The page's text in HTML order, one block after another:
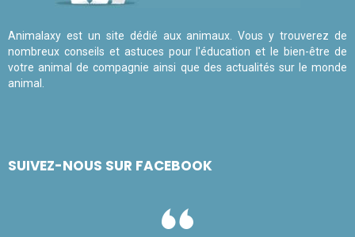
Animalaxy est un site dédié aux animaux. Vous y trouverez de
nombreux conseils et astuces pour l'éducation et le bien-être de
votre animal de compagnie ainsi que des actualités sur le monde
animal.
SUIVEZ-NOUS SUR FACEBOOK